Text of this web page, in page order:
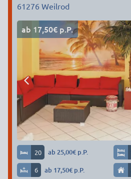
61276 Weilrod
ab 17,50€ p.P.
20 ab 25,00€ p.P.
6 ab 17,50€ p.P.